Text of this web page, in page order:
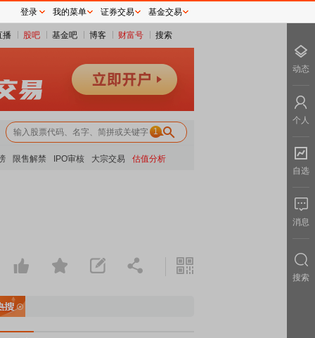
播 股吧 基金吧 博客 财富号 搜索
1
限售解禁 IPO审核 大宗交易 估值分析
登录 我的菜单 证券交易 基金交易
动态
个人
自选
消息
搜索